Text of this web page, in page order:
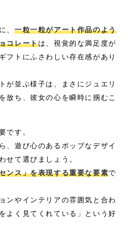
、 一粒一粒がアート作品のよう
コレートは、視覚的な満足度が
フトにふさわしい存在感があり
が並ぶ様子は、まさにジュエリ
放ち、彼女の心を瞬時に掴むこ
です。
、遊び心のあるポップなデザイ
せて選びましょう。
ンス」を表現する重要な要素で
ンやインテリアの雰囲気と合わ
よく見てくれている」という好